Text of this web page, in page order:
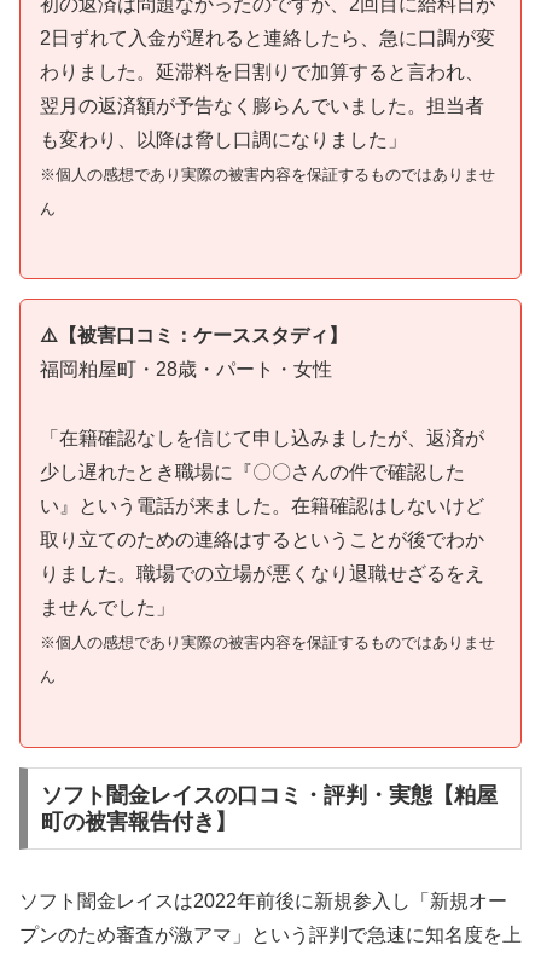
2日ずれて入金が遅れると連絡したら、急に口調が変
わりました。延滞料を日割りで加算すると言われ、
翌月の返済額が予告なく膨らんでいました。担当者
も変わり、以降は脅し口調になりました」
※個人の感想であり実際の被害内容を保証するものではありませ
ん
⚠️【被害口コミ：ケーススタディ】
福岡粕屋町・28歳・パート・女性
「在籍確認なしを信じて申し込みましたが、返済が
少し遅れたとき職場に『〇〇さんの件で確認した
い』という電話が来ました。在籍確認はしないけど
取り立てのための連絡はするということが後でわか
りました。職場での立場が悪くなり退職せざるをえ
ませんでした」
※個人の感想であり実際の被害内容を保証するものではありませ
ん
ソフト闇金レイスの口コミ・評判・実態【粕屋
町の被害報告付き】
ソフト闇金レイスは2022年前後に新規参入し「新規オー
プンのため審査が激アマ」という評判で急速に知名度を上